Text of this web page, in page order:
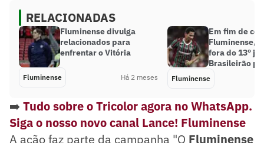
RELACIONADAS
Fluminense divulga
relacionados para
enfrentar o Vitória
Fluminense Há 2 meses
Em fim de
Fluminense,
fora do 13º
Brasileirão
Fluminense
➡️ Tudo sobre o Tricolor agora no WhatsApp.
Siga o nosso novo canal Lance! Fluminense
A ação faz parte da campanha "O Fluminense